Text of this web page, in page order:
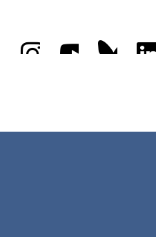
Das GFZ aufDas GFZ auf
Das